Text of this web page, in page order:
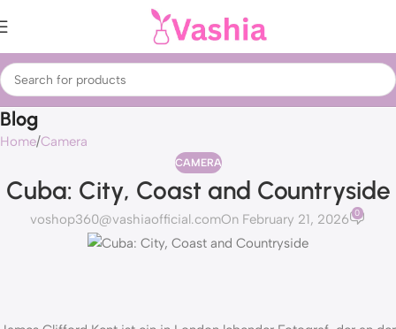
Blog
Home Camera
CAMERA
Cuba: City, Coast and Countryside
voshop360@vashiaofficial.comOn February 21, 2026 0